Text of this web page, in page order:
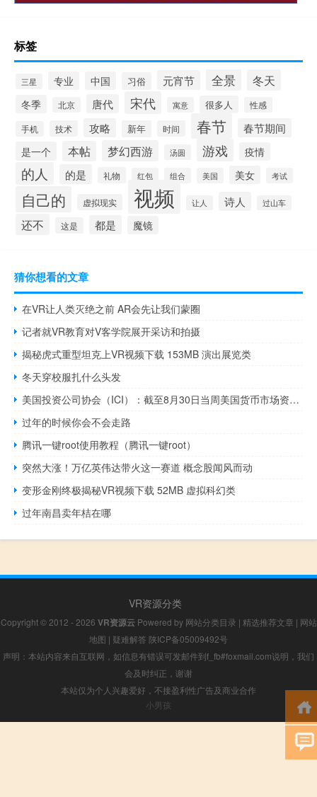
标签
三星 专业 中国 习俗 元宵节 全景 冬天
冬季 北京 唐代 宋代 寓意 很多人 性感
手机 技术 攻略 新年 时间 春节
春节期间
是一个
本帖 梦幻西游 汤圆 游戏 疫情
的人 的是 礼物 红包 组合 美国 美女 考试
自己的 虚拟现实 视频 让人 诗人 过山车
还不 这是 都是 魔镜
猜你想看的文章
在VR让人类灭绝之前 AR会先让我们蒙圈
记者就VR教育对V客学院展开采访和拍摄
揭秘虎式重型坦克上VR视频下载 153MB 演出展览类
冬天穿校服扎什么头发
美国投资公司协会（ICI）：截至8月30日当周美国货币市场资产规模达到创纪录的5.58万亿美元
过年的时候你会不会走路
腾讯一键root使用教程（腾讯一键root）
突然大涨！万亿英伟达带火这一赛道 概念股闻风而动
变形金刚终极揭秘VR视频下载 52MB 虚拟科幻类
过年南昌卖年桔在哪
VR资源分类
Copyright © 2012 - 2026 VR资源云Powered by 网站分类目录 | 精选推荐文章 | 网站
地图 | 疑难解答 陕ICP备05009492号
声明：本站内容来自互联网，如信息有错误可发邮件到f_fb#foxmail.com说明，我们
会及时纠正，谢谢
本站仅为个人兴趣爱好，不接盈利性广告及商业合作
小男孩